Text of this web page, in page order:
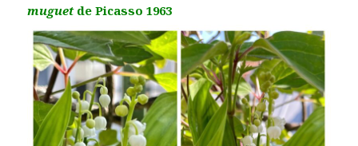
muguet de Picasso 1963